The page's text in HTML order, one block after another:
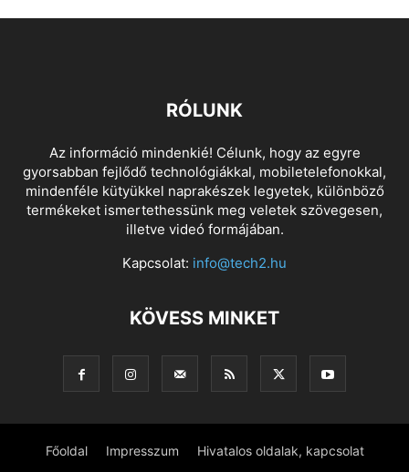
RÓLUNK
Az információ mindenkié! Célunk, hogy az egyre
gyorsabban fejlődő technológiákkal, mobiletelefonokkal,
mindenféle kütyükkel naprakészek legyetek, különböző
termékeket ismertethessünk meg veletek szövegesen,
illetve videó formájában.
Kapcsolat: info@tech2.hu
KÖVESS MINKET
Főoldal Impresszum Hivatalos oldalak, kapcsolat